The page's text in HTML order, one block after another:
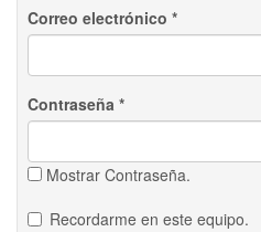
Correo electrónico *
Contraseña *
Mostrar Contraseña.
Recordarme en este equipo.